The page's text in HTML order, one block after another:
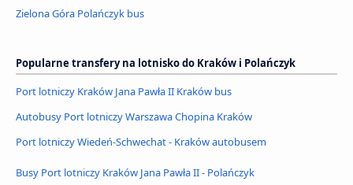
Zielona Góra Polańczyk bus
Popularne transfery na lotnisko do Kraków i Polańczyk
Port lotniczy Kraków Jana Pawła II Kraków bus
Autobusy Port lotniczy Warszawa Chopina Kraków
Port lotniczy Wiedeń-Schwechat - Kraków autobusem
Busy Port lotniczy Kraków Jana Pawła II - Polańczyk